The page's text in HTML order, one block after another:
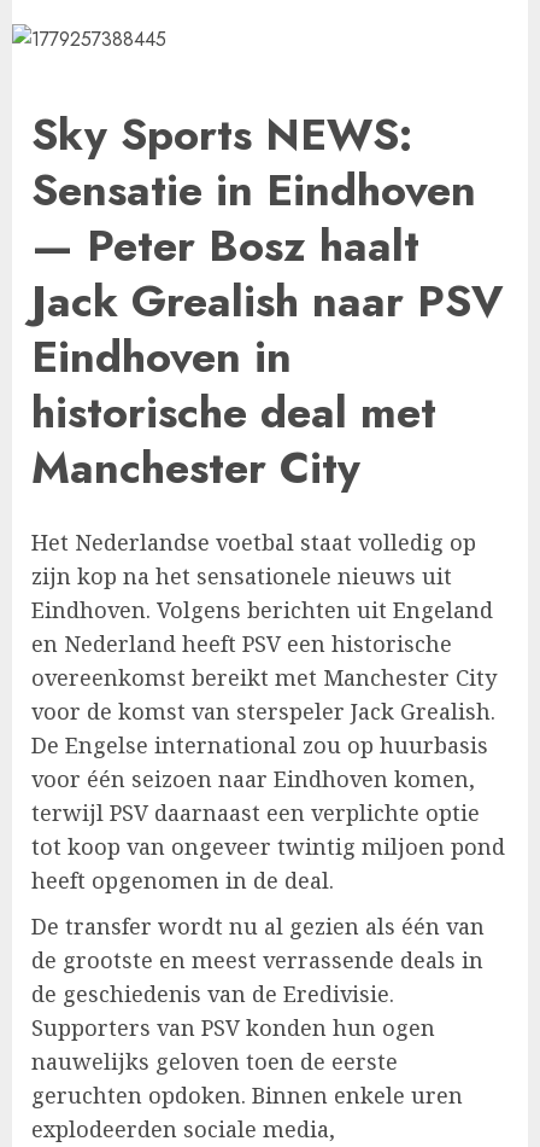
Sky Sports NEWS:
Sensatie in Eindhoven
— Peter Bosz haalt
Jack Grealish naar PSV
Eindhoven in
historische deal met
Manchester City
Het Nederlandse voetbal staat volledig op
zijn kop na het sensationele nieuws uit
Eindhoven. Volgens berichten uit Engeland
en Nederland heeft PSV een historische
overeenkomst bereikt met Manchester City
voor de komst van sterspeler Jack Grealish.
De Engelse international zou op huurbasis
voor één seizoen naar Eindhoven komen,
terwijl PSV daarnaast een verplichte optie
tot koop van ongeveer twintig miljoen pond
heeft opgenomen in de deal.
De transfer wordt nu al gezien als één van
de grootste en meest verrassende deals in
de geschiedenis van de Eredivisie.
Supporters van PSV konden hun ogen
nauwelijks geloven toen de eerste
geruchten opdoken. Binnen enkele uren
explodeerden sociale media,